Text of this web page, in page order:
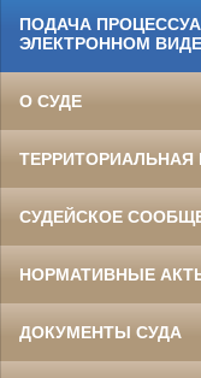
ПОДАЧА
ЭЛЕКТРОННОМ ВИДЕ
О СУДЕ
СУДЕЙСКОЕ
НОРМАТИВНЫЕ
ДОКУМЕНТЫ СУДА